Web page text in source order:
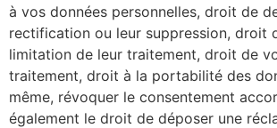
à vos données personnelles, droit de
rectification ou leur suppression, droit
limitation de leur traitement, droit de
traitement, droit à la portabilité des
même, révoquer le consentement
également le droit de déposer une